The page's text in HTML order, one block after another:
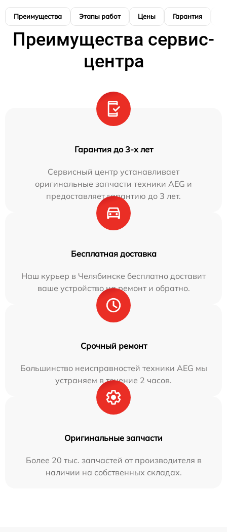
Преимущества Этапы работ Цены Гарантия
Преимущества сервис-
центра
Гарантия до 3-х лет
Сервисный центр устанавливает
оригинальные запчасти техники AEG и
предоставляет гарантию до 3 лет.
Бесплатная доставка
Наш курьер в Челябинске бесплатно доставит
ваше устройство на ремонт и обратно.
Срочный ремонт
Большинство неисправностей техники AEG мы
устраняем в течение 2 часов.
Оригинальные запчасти
Более 20 тыс. запчастей от производителя в
наличии на собственных складах.